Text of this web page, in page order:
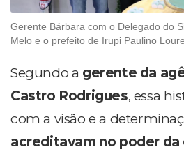
Gerente Bárbara com o Delegado do
Melo e o prefeito de Irupi Paulino
Segundo a gerente da
Castro Rodrigues, essa
com a visão e a
acreditavam no poder